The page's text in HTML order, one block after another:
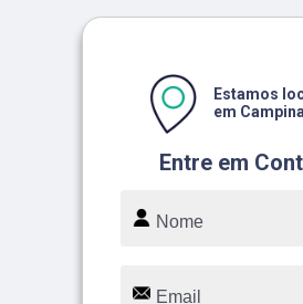
Entre em
Estamos
em